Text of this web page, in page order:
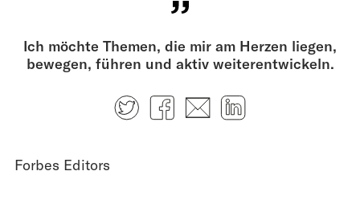
Ich möchte Themen, die mir am Herzen liegen,
bewegen, führen und aktiv weiterentwickeln.
TwitterFacebook
E-mail
Forbes Editors